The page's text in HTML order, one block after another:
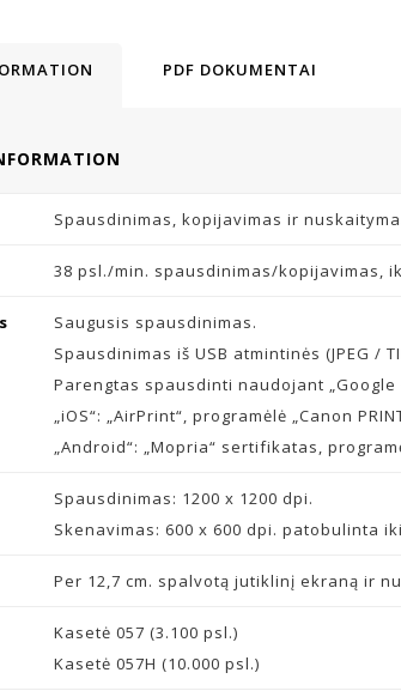
PDF DOKUMENTAI
Spausdinimas, kopijavimas ir
38 psl./min. spausdinimas/kopijavimas,
Saugusis spausdinimas.
Spausdinimas iš USB atmintinės (JPEG /
Parengtas spausdinti naudojant „Google
„iOS“: „AirPrint“, programėlė „Canon
„Android“: „Mopria“ sertifikatas,
Spausdinimas: 1200 x 1200 dpi.
Skenavimas: 600 x 600 dpi. patobulinta
Per 12,7 cm. spalvotą jutiklinį ekraną ir
Kasetė 057 (3.100 psl.)
Kasetė 057H (10.000 psl.)